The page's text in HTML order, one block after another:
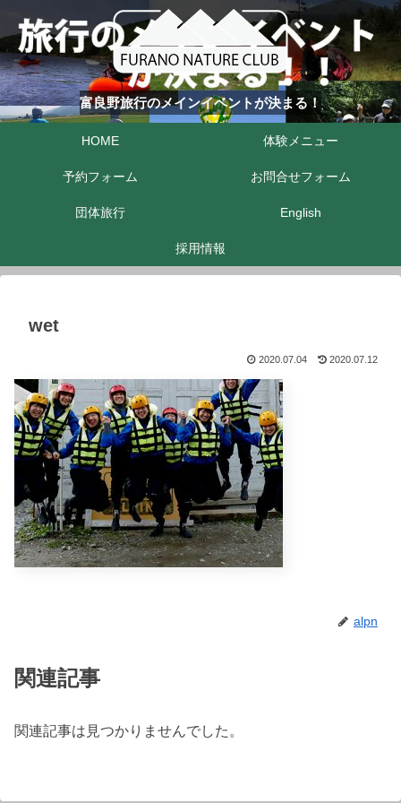
富良野旅行のメインイベントが決まる！
HOME 体験メニュー
予約フォーム お問合せフォーム
団体旅行 English
採用情報
wet
2020.07.04 2020.07.12
alpn
関連記事
関連記事は見つかりませんでした。